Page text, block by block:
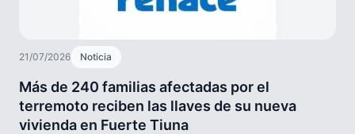
21/07/2026 Noticia
Más de 240 familias afectadas por el
terremoto reciben las llaves de su nueva
vivienda en Fuerte Tiuna